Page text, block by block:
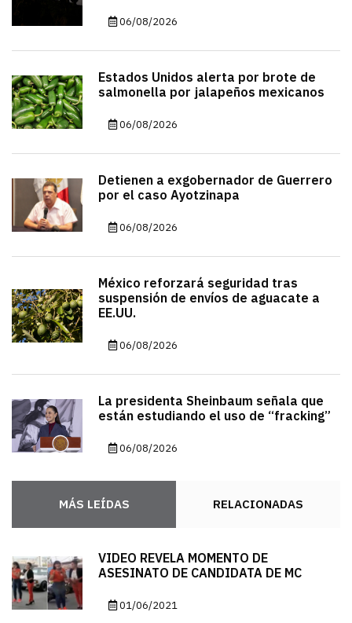
06/08/2026
Estados Unidos alerta por brote de
salmonella por jalapeños mexicanos
06/08/2026
Detienen a exgobernador de Guerrero
por el caso Ayotzinapa
06/08/2026
México reforzará seguridad tras
suspensión de envíos de aguacate a
EE.UU.
06/08/2026
La presidenta Sheinbaum señala que
están estudiando el uso de “fracking”
06/08/2026
MÁS LEÍDAS RELACIONADAS
VIDEO REVELA MOMENTO DE
ASESINATO DE CANDIDATA DE MC
01/06/2021